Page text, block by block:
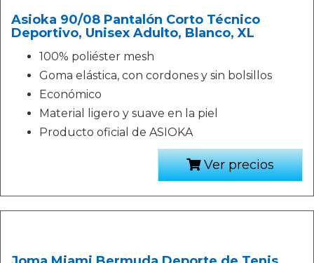
Asioka 90/08 Pantalón Corto Técnico
Deportivo, Unisex Adulto, Blanco, XL
100% poliéster mesh
Goma elástica, con cordones y sin bolsillos
Económico
Material ligero y suave en la piel
Producto oficial de ASIOKA
Ver precios